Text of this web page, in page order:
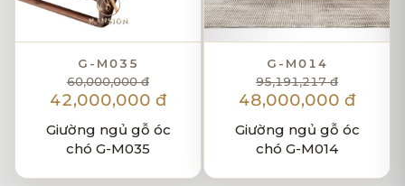
G-M035
60,000,000 đ
42,000,000 đ
Giường ngủ gỗ óc
chó G-M035
G-M014
95,191,217 đ
48,000,000 đ
Giường ngủ gỗ óc
chó G-M014